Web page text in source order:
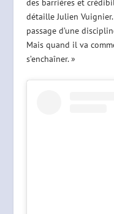
des barrières et
détaille Julien
passage d’une
Mais quand il va
s’enchaîner. »